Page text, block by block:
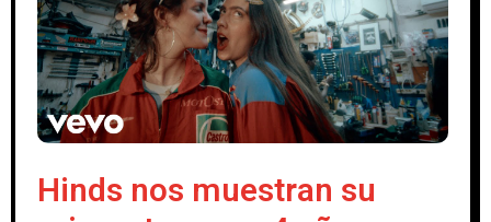
Hinds nos muestran su